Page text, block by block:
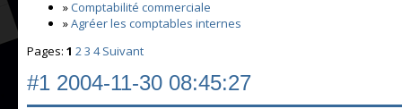
»Comptabilité commerciale
»Agréer les comptables internes
Pages: 1 23 4 Suivant
#1 2004-11-30 08:45:27